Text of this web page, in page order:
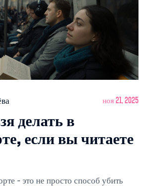
ноя 21, 2025
делать в
если вы читаете
- это не просто способ убить